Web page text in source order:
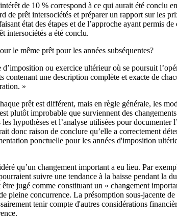
de 10 % correspond à ce qui aurait été conclu
prêt intersociétés et préparer un rapport sur les
état des étapes et de l’approche ayant permis
intersociétés a été conclu.
le même prêt pour les années subséquentes?
ou exercice ultérieur où se poursuit
contenant une description complète et exacte de
»
prêt est différent, mais en règle générale, les
plutôt improbable que surviennent des
hypothèses et l’analyse utilisées pour
donc raison de conclure qu’elle a correctement
ponctuelle pour les années d'imposition
qu’un changement important a eu lieu. Par
suivre une tendance à la baisse pendant
jugé comme constituant un « changement
pleine concurrence. La présomption sous-jacente
tenir compte d'autres considérations